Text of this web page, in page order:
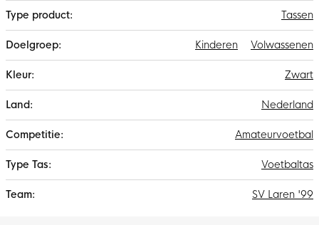
Tassen
Volwassenen
Kinderen
Zwart
Nederland
Amateurvoetbal
Voetbaltas
SV Laren '99